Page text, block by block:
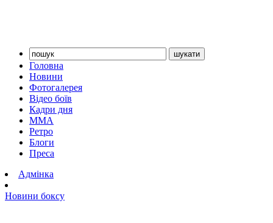
Головна
Новини
Фотогалерея
Відео боїв
Кадри дня
ММА
Ретро
Блоги
Преса
Адмінка
Новини боксу